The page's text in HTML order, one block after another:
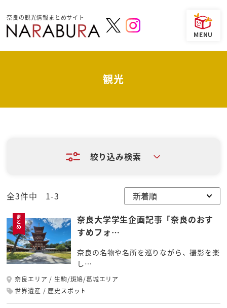
奈良の観光情報まとめサイト
観光
絞り込み検索
全3件中 1-3
奈良大学学生企画記事「奈良のおす
すめフォ…
奈良の名物や名所を巡りながら、撮影を楽
し…
奈良エリア
生駒/斑鳩/葛城エリア
世界遺産
歴史スポット